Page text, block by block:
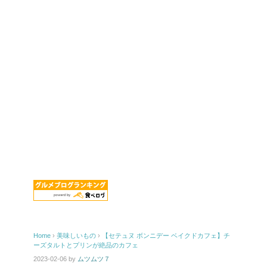
Home › 美味しいもの ›
【セテュヌ ボンニデー ベイクドカフェ】チ
ーズタルトとプリンが絶品のカフェ
2023-02-06 by ムツムツ７